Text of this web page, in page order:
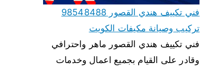
فني تكييف هندي القصور 98548488
تركيب وصيانة مكيفات الكويت
فني تكييف هندي القصور ماهر واحترافي
وقادر على القيام بجميع اعمال وخدمات